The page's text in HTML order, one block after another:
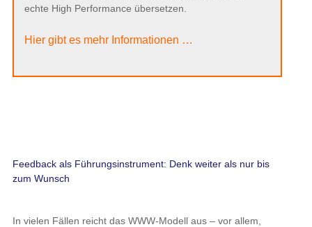
echte High Performance übersetzen.
Hier gibt es mehr Informationen …
Feedback als Führungsinstrument: Denk weiter als nur bis
zum Wunsch
In vielen Fällen reicht das WWW-Modell aus – vor allem,